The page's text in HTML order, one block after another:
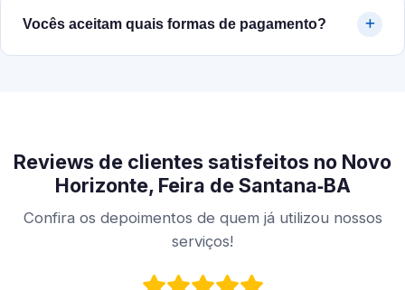
Vocês aceitam quais formas de pagamento?
Reviews de clientes satisfeitos no Novo
Horizonte, Feira de Santana‑BA
Confira os depoimentos de quem já utilizou nossos
serviços!